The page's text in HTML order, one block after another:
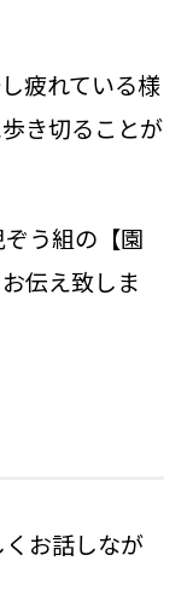
疲れている様
き切ることが
う組の【園
伝え致しま
お話しなが